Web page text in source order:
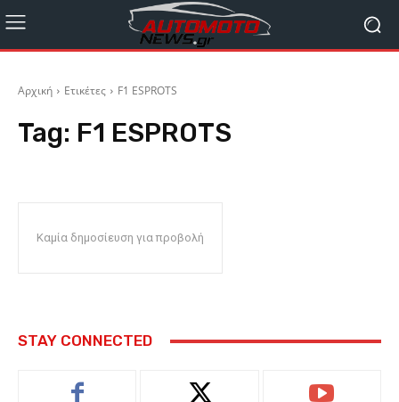
Αρχική Ετικέτες F1 ESPROTS
Tag: F1 ESPROTS
Καμία δημοσίευση για προβολή
STAY CONNECTED